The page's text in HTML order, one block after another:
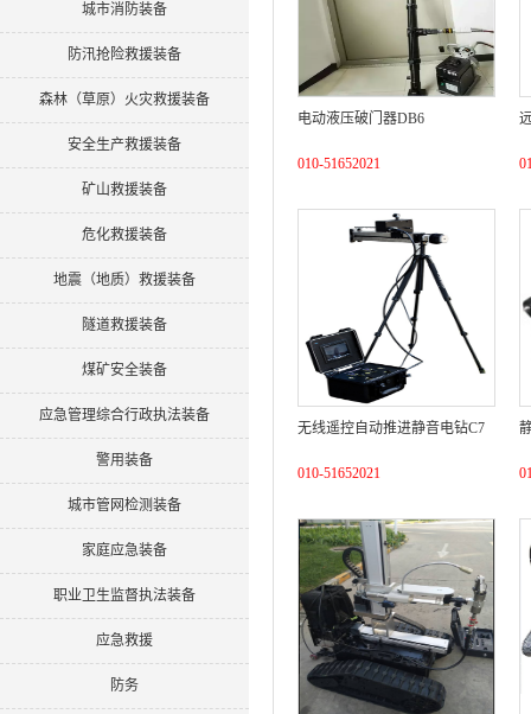
城市消防装备
防汛抢险救援装备
森林（草原）火灾救援装备
安全生产救援装备
矿山救援装备
危化救援装备
地震（地质）救援装备
隧道救援装备
煤矿安全装备
应急管理综合行政执法装备
警用装备
城市管网检测装备
家庭应急装备
职业卫生监督执法装备
应急救援
防务
电动液压破门器DB6
010-51652021
无线遥控自动推进静音电钻C7
010-51652021